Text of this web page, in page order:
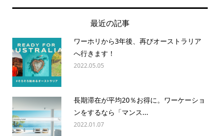
最近の記事
ワーホリから3年後、再びオーストラリア
へ行きます！
2022.05.05
長期滞在が平均20％お得に。ワーケーショ
ンをするなら「マンス...
2022.01.07